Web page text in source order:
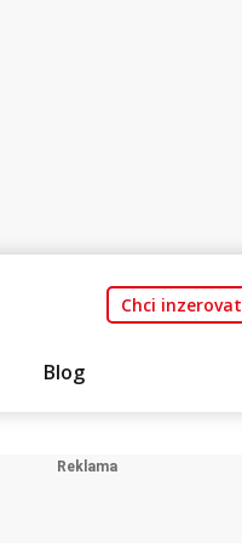
Chci inzerovat
Blog